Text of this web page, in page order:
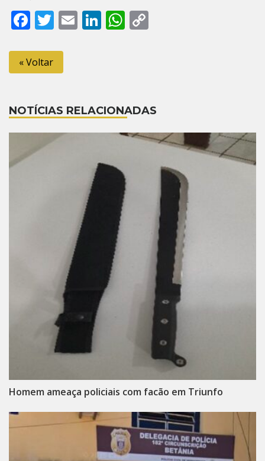
Facebook
Twitter
EmailLinkedIn
WhatsApp
« Voltar
NOTÍCIAS RELACIONADAS
Homem ameaça policiais com facão em Triunfo